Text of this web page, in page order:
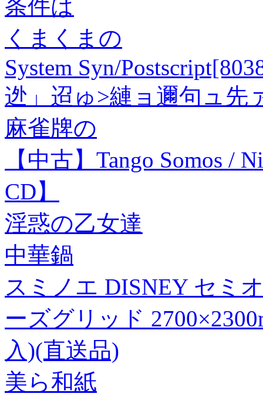
条件は
くまくまの
System Syn/
迯」迢ゅ>縺ョ邇句ュ先
麻雀牌の
【中古】Tango Somos /
CD】
淫惑の乙女達
中華鍋
スミノエ DISNEY セミ
ーズグリッド
入)(直送品)
美ら和紙